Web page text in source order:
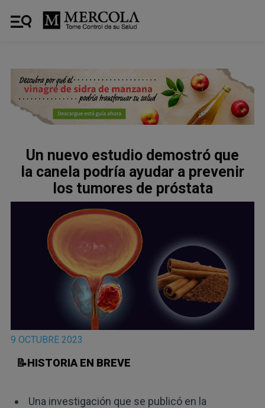
Un nuevo estudio demostró que
la canela podría ayudar a prevenir
los tumores de próstata
9 OCTUBRE 2023
📝HISTORIA EN BREVE
Una investigación que se publicó en la